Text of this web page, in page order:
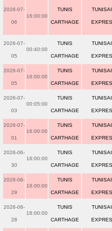
2026-07-
06
16:00:00
TUNIS
CARTHAGE
2026-07-
05
00:40:00
TUNIS
CARTHAGE
2026-07-
05
16:00:00
TUNIS
CARTHAGE
2026-07-
03
00:05:00
TUNIS
CARTHAGE
2026-07-
01
16:00:00
TUNIS
CARTHAGE
2026-06-
30
16:00:00
TUNIS
CARTHAGE
2026-06-
29
16:00:00
TUNIS
CARTHAGE
2026-06-
28
16:00:00
TUNIS
CARTHAGE